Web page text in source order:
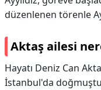
düzenlenen törenle
Aktaş ailesi
Hayatı Deniz Can
İstanbul'da